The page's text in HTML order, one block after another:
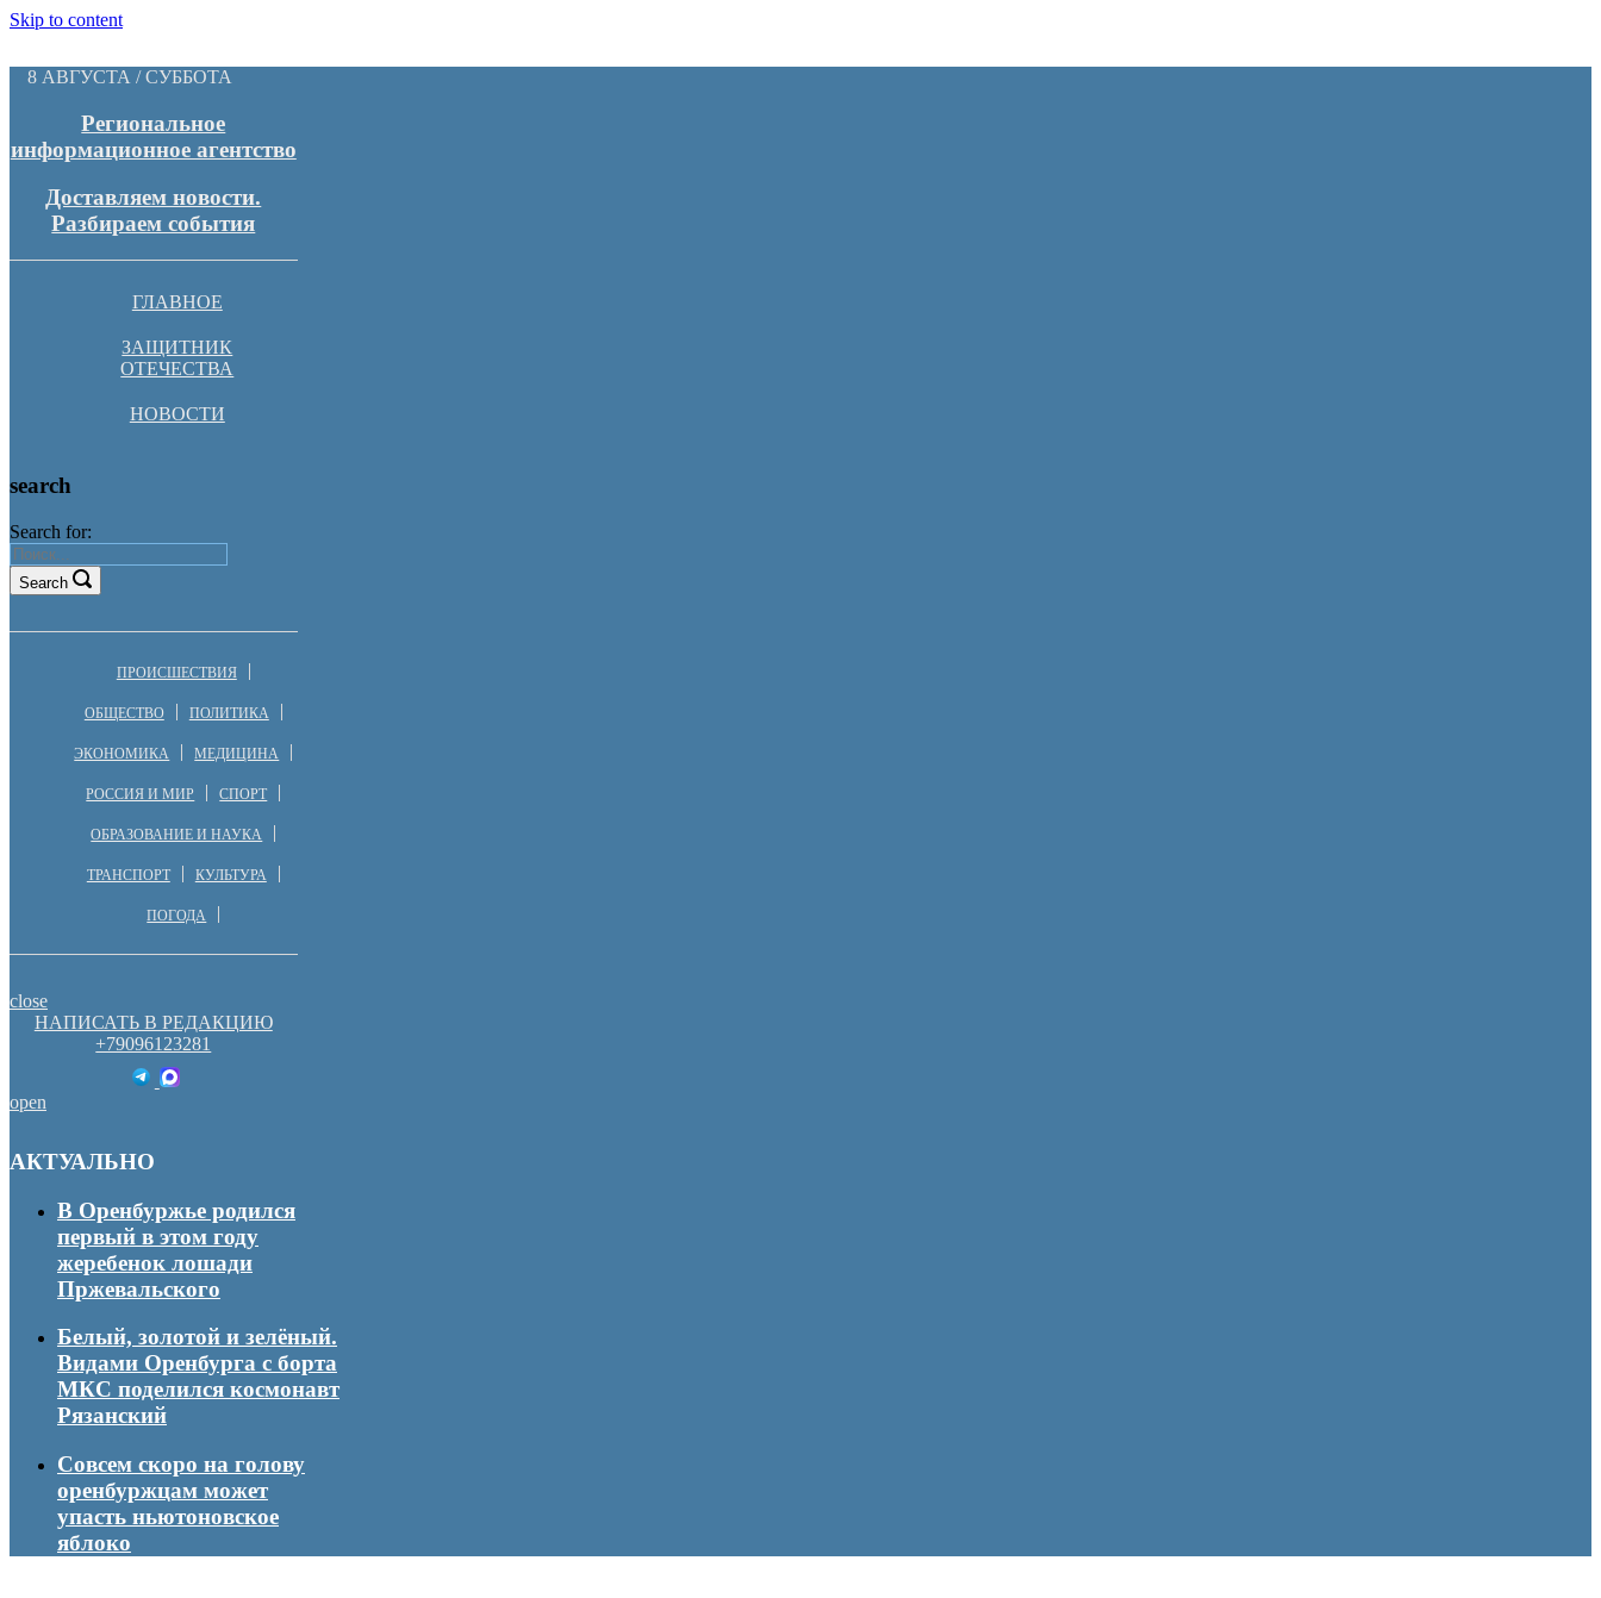
Skip to content
8 АВГУСТА / СУББОТА
Региональное
информационное агентство
Доставляем новости.
Разбираем события
ГЛАВНОЕ
ЗАЩИТНИК
ОТЕЧЕСТВА
НОВОСТИ
search
Search for:
Search
ПРОИСШЕСТВИЯ
ОБЩЕСТВО ПОЛИТИКА
ЭКОНОМИКА МЕДИЦИНА
РОССИЯ И МИР СПОРТ
ОБРАЗОВАНИЕ И НАУКА
ТРАНСПОРТ КУЛЬТУРА
ПОГОДА
close
НАПИСАТЬ В РЕДАКЦИЮ
+79096123281
open
АКТУАЛЬНО
В Оренбуржье родился
первый в этом году
жеребенок лошади
Пржевальского
Белый, золотой и зелёный.
Видами Оренбурга с борта
МКС поделился космонавт
Рязанский
Совсем скоро на голову
оренбуржцам может
упасть ньютоновское
яблоко